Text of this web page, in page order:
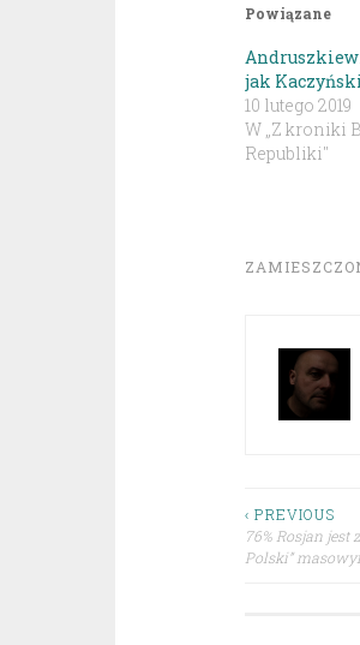
Powiązane
jak
10 lutego 2019
W „Z kroniki
Republiki"
wpisu
‹ PREVIOUS
76% Rosjan
Polski”